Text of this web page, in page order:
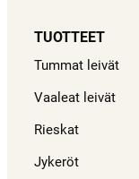
TUOTTEET
Tummat leivät
Vaaleat leivät
Rieskat
Jykeröt